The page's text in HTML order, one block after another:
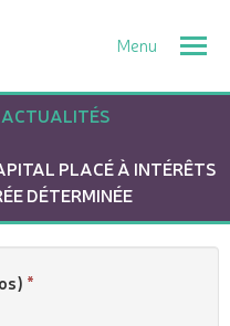
ACTUALITÉS
PLACÉ À INTÉRÊTS
DÉTERMINÉE